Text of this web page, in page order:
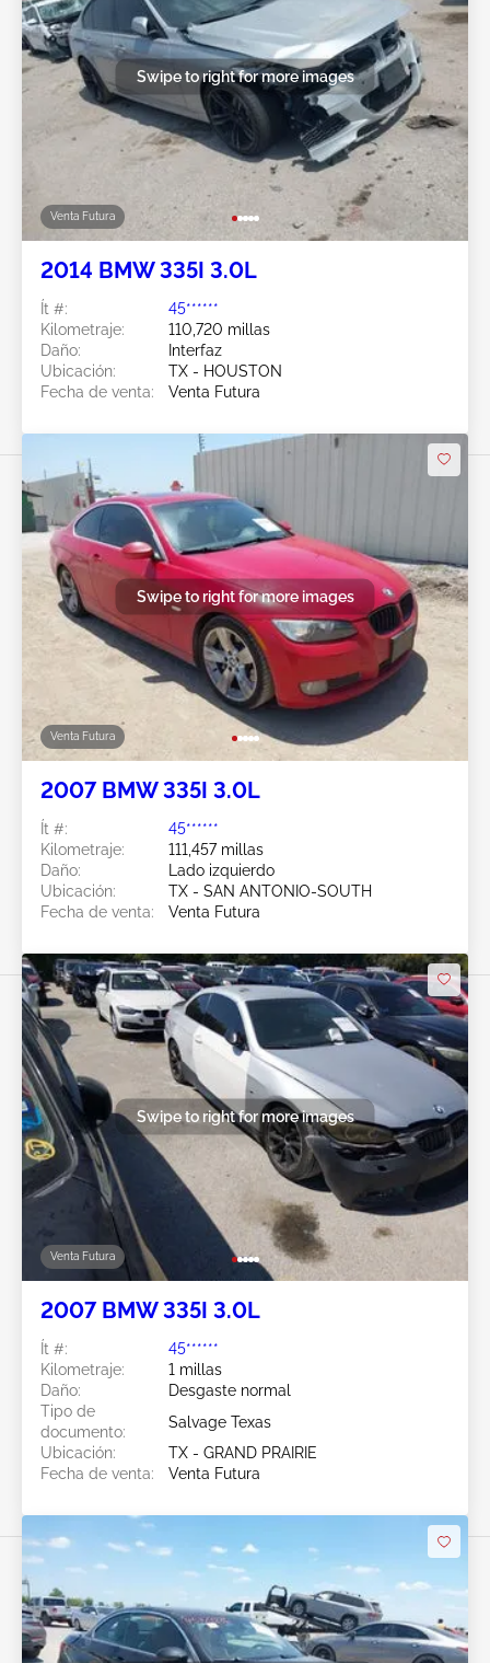
Venta Futura
Swipe to right for more images
2014 BMW 335I 3.0L
Ít #:
45******
Kilometraje:
110,720 millas
Daño:
Interfaz
Ubicación:
TX - HOUSTON
Fecha de venta:
Venta Futura
Venta Futura
Swipe to right for more images
2007 BMW 335I 3.0L
Ít #:
45******
Kilometraje:
111,457 millas
Daño:
Lado izquierdo
Ubicación:
TX - SAN ANTONIO-SOUTH
Fecha de venta:
Venta Futura
Venta Futura
Swipe to right for more images
2007 BMW 335I 3.0L
Ít #:
45******
Kilometraje:
1 millas
Daño:
Desgaste normal
Tipo de
documento:
Salvage Texas
Ubicación:
TX - GRAND PRAIRIE
Fecha de venta:
Venta Futura